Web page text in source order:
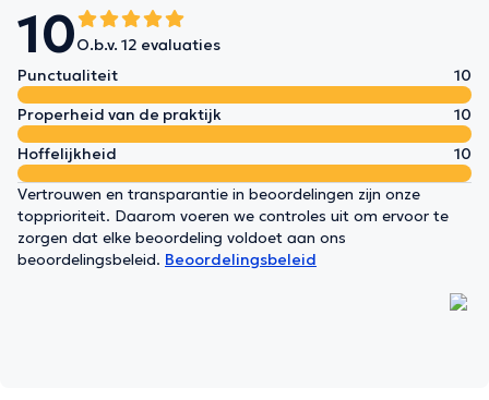
10O.b.v. 12 evaluaties
Punctualiteit
10
Properheid van de praktijk
10
Hoffelijkheid
10
Vertrouwen en transparantie in beoordelingen zijn onze
topprioriteit. Daarom voeren we controles uit om ervoor te
zorgen dat elke beoordeling voldoet aan ons
beoordelingsbeleid. Beoordelingsbeleid